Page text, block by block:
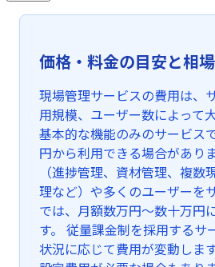
価格・料金の目安と相場
現場管理サービスの費用は、
用規模、ユーザー数によって
基本的な機能のみのサービス
円から利用できる場合があり
（進捗管理、資材管理、複数
理など）や多くのユーザーを
では、月額数万円〜数十万円
す。 従量課金制を採用するサ
状況に応じて費用が変動しま